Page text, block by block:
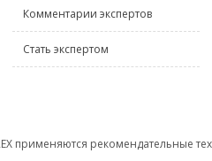
Комментарии экспертов
Стать экспертом
применяются рекомендательные